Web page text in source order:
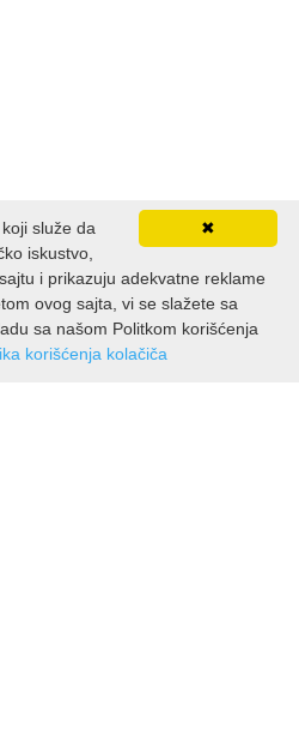
✖
služe da
iskustvo,
i prikazuju adekvatne reklame
ovog sajta, vi se slažete sa
sa našom Politkom korišćenja
korišćenja kolačiča